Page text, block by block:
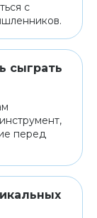
с
сыграть
перед